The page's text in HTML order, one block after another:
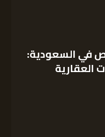
في السعودية:
العقارية